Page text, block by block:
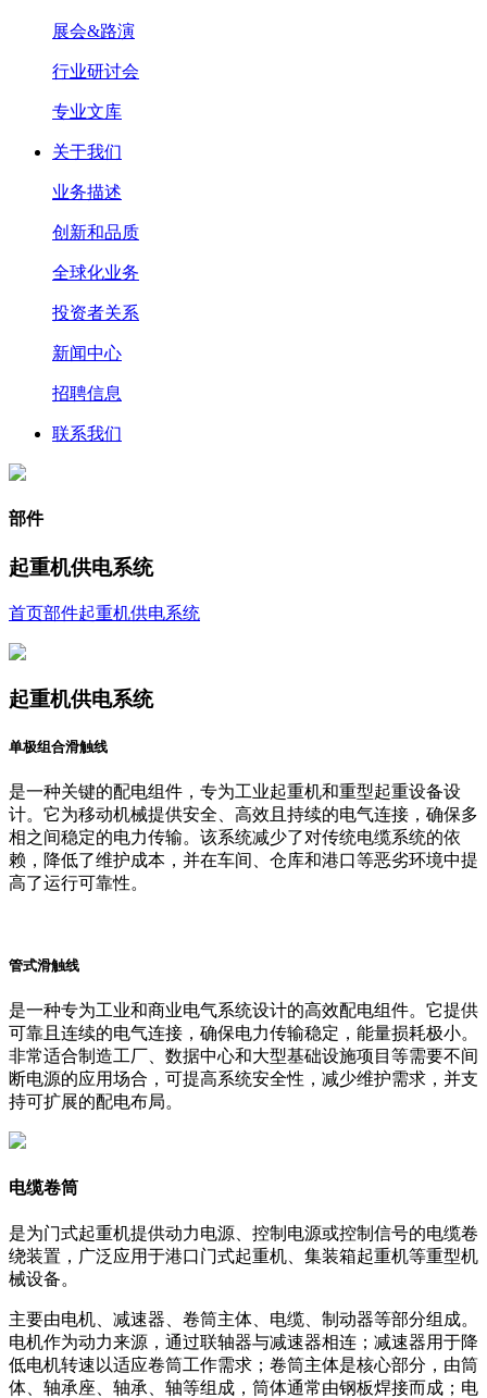
展会&路演
行业研讨会
专业文库
关于我们
业务描述
创新和品质
全球化业务
投资者关系
新闻中心
招聘信息
联系我们
部件
起重机供电系统
首页部件起重机供电系统
起重机供电系统
单极组合滑触线
是一种关键的配电组件，专为工业起重机和重型起重设备设
计。它为移动机械提供安全、高效且持续的电气连接，确保多
相之间稳定的电力传输。该系统减少了对传统电缆系统的依
赖，降低了维护成本，并在车间、仓库和港口等恶劣环境中提
高了运行可靠性。
管式滑触线
是一种专为工业和商业电气系统设计的高效配电组件。它提供
可靠且连续的电气连接，确保电力传输稳定，能量损耗极小。
非常适合制造工厂、数据中心和大型基础设施项目等需要不间
断电源的应用场合，可提高系统安全性，减少维护需求，并支
持可扩展的配电布局。
电缆卷筒
是为门式起重机提供动力电源、控制电源或控制信号的电缆卷
绕装置，广泛应用于港口门式起重机、集装箱起重机等重型机
械设备。
主要由电机、减速器、卷筒主体、电缆、制动器等部分组成。
电机作为动力来源，通过联轴器与减速器相连；减速器用于降
低电机转速以适应卷筒工作需求；卷筒主体是核心部分，由筒
体、轴承座、轴承、轴等组成，筒体通常由钢板焊接而成；电